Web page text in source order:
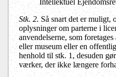
Intellektuel
Stk. 2. Så snart det er muligt,
oplysninger om parterne i
anvendelserne, som
eller museum eller en
henhold til stk. 1, desuden
værker, der ikke længere